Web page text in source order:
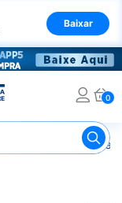
Baixar
0
Gloss